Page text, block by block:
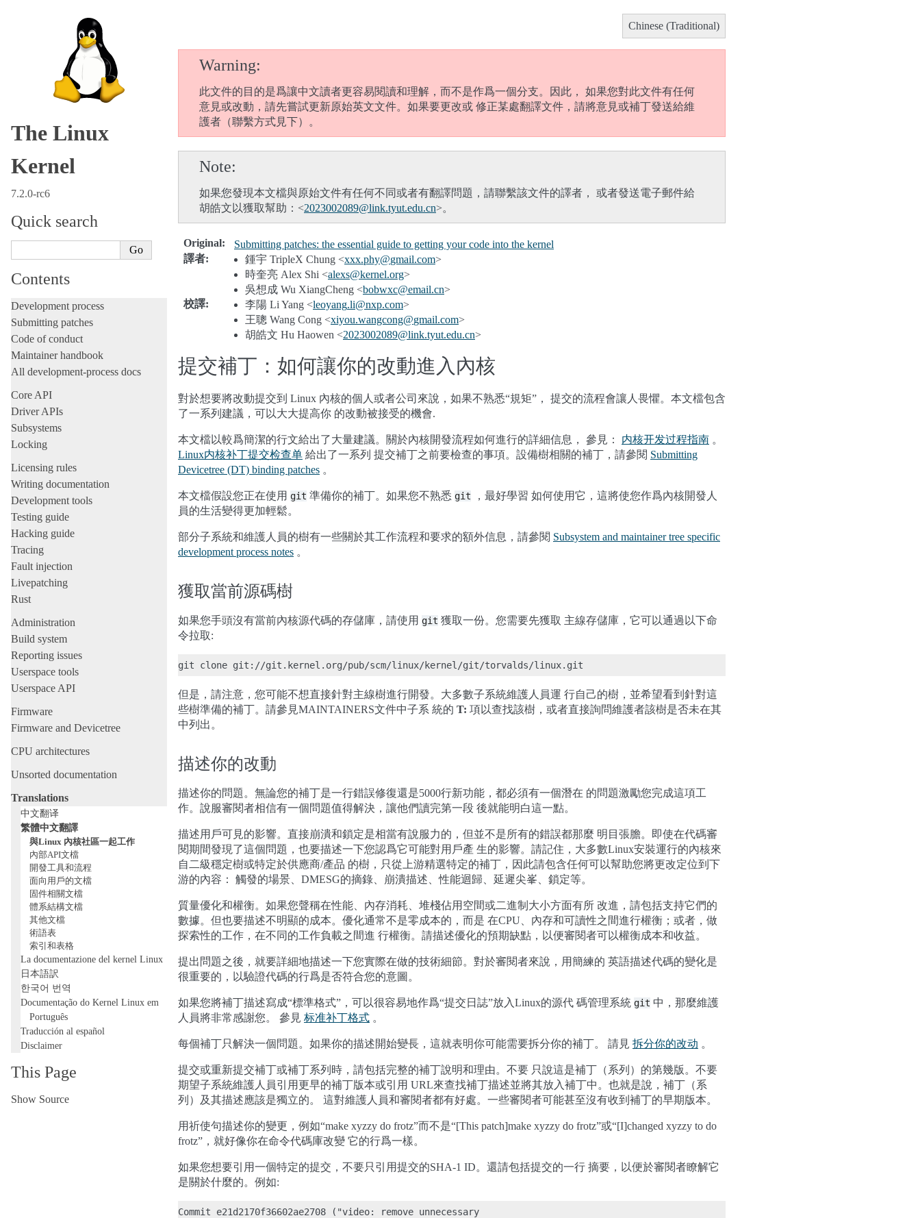
The Linux
Kernel
7.2.0-rc6
Quick search
Contents
Development process
Submitting patches
Code of conduct
Maintainer handbook
All development-process docs
Core API
Driver APIs
Subsystems
Locking
Licensing rules
Writing documentation
Development tools
Testing guide
Hacking guide
Tracing
Fault injection
Livepatching
Rust
Administration
Build system
Reporting issues
Userspace tools
Userspace API
Firmware
Firmware and Devicetree
CPU architectures
Unsorted documentation
Translations
中文翻译
繁體中文翻譯
與Linux 內核社區一起工作
內部API文檔
開發工具和流程
面向用戶的文檔
固件相關文檔
體系結構文檔
其他文檔
術語表
索引和表格
La documentazione del kernel Linux
日本語訳
한국어 번역
Documentação do Kernel Linux em
Português
Traducción al español
Disclaimer
This Page
Show Source
Chinese (Traditional)
Warning
此文件的目的是爲讓中文讀者更容易閱讀和理解，而不是作爲一個分支。因此， 如果您對此文件有任何
意見或改動，請先嘗試更新原始英文文件。如果要更改或 修正某處翻譯文件，請將意見或補丁發送給維
護者（聯繫方式見下）。
Note
如果您發現本文檔與原始文件有任何不同或者有翻譯問題，請聯繫該文件的譯者， 或者發送電子郵件給
胡皓文以獲取幫助：<2023002089@link.tyut.edu.cn>。
Original:
Submitting patches: the essential guide to getting your code into the kernel
譯者: 鍾宇 TripleX Chung <xxx.phy@gmail.com>
時奎亮 Alex Shi <alexs@kernel.org>
吳想成 Wu XiangCheng <bobwxc@email.cn>
校譯: 李陽 Li Yang <leoyang.li@nxp.com>
王聰 Wang Cong <xiyou.wangcong@gmail.com>
胡皓文 Hu Haowen <2023002089@link.tyut.edu.cn>
提交補丁：如何讓你的改動進入內核
對於想要將改動提交到 Linux 內核的個人或者公司來說，如果不熟悉“規矩”， 提交的流程會讓人畏懼。本文檔包含
了一系列建議，可以大大提高你 的改動被接受的機會.
本文檔以較爲簡潔的行文給出了大量建議。關於內核開發流程如何進行的詳細信息， 參見： 内核开发过程指南 。
Linux内核补丁提交检查单 給出了一系列 提交補丁之前要檢查的事項。設備樹相關的補丁，請參閱 Submitting
Devicetree (DT) binding patches 。
本文檔假設您正在使用 git 準備你的補丁。如果您不熟悉 git ，最好學習 如何使用它，這將使您作爲內核開發人
員的生活變得更加輕鬆。
部分子系統和維護人員的樹有一些關於其工作流程和要求的額外信息，請參閱 Subsystem and maintainer tree specific
development process notes 。
獲取當前源碼樹
如果您手頭沒有當前內核源代碼的存儲庫，請使用 git 獲取一份。您需要先獲取 主線存儲庫，它可以通過以下命
令拉取:
但是，請注意，您可能不想直接針對主線樹進行開發。大多數子系統維護人員運 行自己的樹，並希望看到針對這
些樹準備的補丁。請參見MAINTAINERS文件中子系 統的 T: 項以查找該樹，或者直接詢問維護者該樹是否未在其
中列出。
描述你的改動
描述你的問題。無論您的補丁是一行錯誤修復還是5000行新功能，都必須有一個潛在 的問題激勵您完成這項工
作。說服審閱者相信有一個問題值得解決，讓他們讀完第一段 後就能明白這一點。
描述用戶可見的影響。直接崩潰和鎖定是相當有說服力的，但並不是所有的錯誤都那麼 明目張膽。即使在代碼審
閱期間發現了這個問題，也要描述一下您認爲它可能對用戶產 生的影響。請記住，大多數Linux安裝運行的內核來
自二級穩定樹或特定於供應商/產品 的樹，只從上游精選特定的補丁，因此請包含任何可以幫助您將更改定位到下
游的內容： 觸發的場景、DMESG的摘錄、崩潰描述、性能迴歸、延遲尖峯、鎖定等。
質量優化和權衡。如果您聲稱在性能、內存消耗、堆棧佔用空間或二進制大小方面有所 改進，請包括支持它們的
數據。但也要描述不明顯的成本。優化通常不是零成本的，而是 在CPU、內存和可讀性之間進行權衡；或者，做
探索性的工作，在不同的工作負載之間進 行權衡。請描述優化的預期缺點，以便審閱者可以權衡成本和收益。
提出問題之後，就要詳細地描述一下您實際在做的技術細節。對於審閱者來說，用簡練的 英語描述代碼的變化是
很重要的，以驗證代碼的行爲是否符合您的意圖。
如果您將補丁描述寫成“標準格式”，可以很容易地作爲“提交日誌”放入Linux的源代 碼管理系統 git 中，那麼維護
人員將非常感謝您。 參見 标准补丁格式 。
每個補丁只解決一個問題。如果你的描述開始變長，這就表明你可能需要拆分你的補丁。 請見 拆分你的改动 。
提交或重新提交補丁或補丁系列時，請包括完整的補丁說明和理由。不要 只說這是補丁（系列）的第幾版。不要
期望子系統維護人員引用更早的補丁版本或引用 URL來查找補丁描述並將其放入補丁中。也就是說，補丁（系
列）及其描述應該是獨立的。 這對維護人員和審閱者都有好處。一些審閱者可能甚至沒有收到補丁的早期版本。
用祈使句描述你的變更，例如“make xyzzy do frotz”而不是“[This patch]make xyzzy do frotz”或“[I]changed xyzzy to do
frotz”，就好像你在命令代碼庫改變 它的行爲一樣。
如果您想要引用一個特定的提交，不要只引用提交的SHA-1 ID。還請包括提交的一行 摘要，以便於審閱者瞭解它
是關於什麼的。例如:
Commit e21d2170f36602ae2708 ("video: remove unnecessary